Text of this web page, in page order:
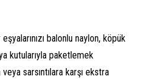
eşyalarınızı balonlu naylon, köpük
kutularıyla paketlemek
sarsıntılara karşı ekstra